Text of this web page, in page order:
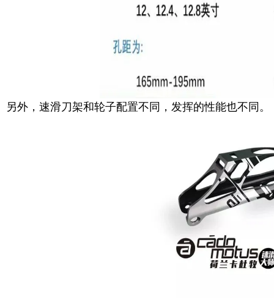
另外，速滑刀架和轮子配置不同，发挥的性能也不同。